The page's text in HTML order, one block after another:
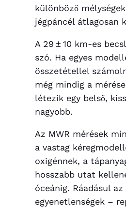
különböző
jégpáncél átlagosan
A 29 ± 10 km-es
szó. Ha egyes
összetétellel
még mindig a
létezik egy belső,
nagyobb.
Az MWR mérések
a vastag
oxigénnek, a
hosszabb utat
óceánig. Ráadásul
egyenetlenségek –